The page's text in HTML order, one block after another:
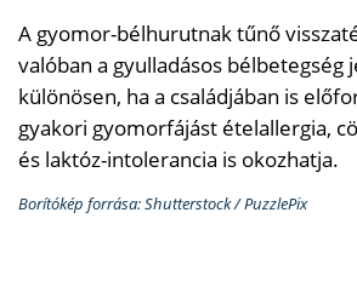
A gyomor-bélhurutnak tűnő
valóban a gyulladásos bélbetegség
különösen, ha a családjában is
gyakori gyomorfájást ételallergia,
és laktóz-intolerancia is okozhatja.
Borítókép forrása: Shutterstock / PuzzlePix